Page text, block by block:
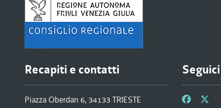
Recapiti e contatti
Piazza Oberdan 6, 34133 TRIESTE